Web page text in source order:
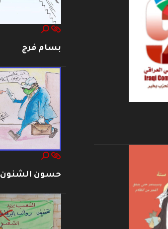
بسام فرج
حسون الشنون